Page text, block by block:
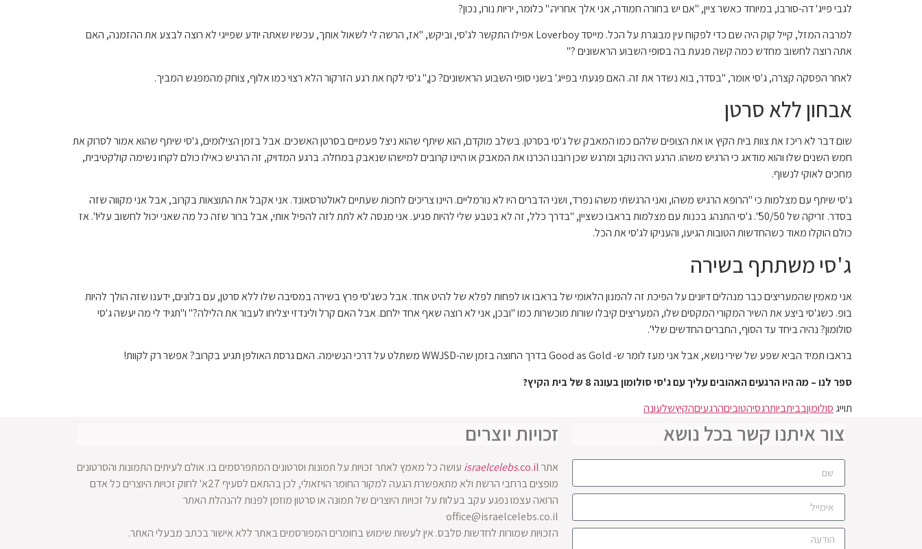
לגבי פייג' דה-סורבו, במיוחד כאשר ציין, "אם יש בחורה חמודה, אני אלך אחריה." כלומר, יריות נורו, נכון?
למרבה המזל, קייל קוק היה שם כדי לפקוח עין מבוגרת על הכל. מייסד Loverboy אפילו התקשר לג'סי, וביקש, "אז, הרשה לי לשאול אותך, עכשיו שאתה יודע שפייגי לא רוצה לבצע את ההזמנה, האם
אתה רוצה לחשוב מחדש כמה קשה פגעת בה בסופי השבוע הראשונים ?"
לאחר הפסקה קצרה, ג'סי אומר, "בסדר, בוא נשדר את זה. האם פגעתי בפייג' בשני סופי השבוע הראשונים? כן," ג'סי לקח את רגע הזרקור הלא רצוי כמו אלוף, צוחק מהמפגש המביך.
אבחון ללא סרטן
שום דבר לא ריכז את צוות בית הקיץ או את הצופים שלהם כמו המאבק של ג'סי בסרטן. בשלב מוקדם, הוא שיתף שהוא ניצל פעמיים בסרטן האשכים. אבל בזמן הצילומים, ג'סי שיתף שהוא אמור לסרוק את
חמש השנים שלו והוא מודאג כי הרגיש משהו. הרגע היה נוקב ומרגש שכן רובנו הכרנו את המאבק או היינו קרובים למישהו שנאבק במחלה. ברגע המדויק, זה הרגיש כאילו כולם לקחו נשימה קולקטיבית,
מחכים לאוקי לנשוף.
ג'סי שיתף עם מצלמות כי "הרופא הרגיש משהו, ואני הרגשתי משהו נפרד, ושני הדברים היו לא נורמליים. היינו צריכים לחכות שעתיים לאולטרסאונד. אני אקבל את התוצאות בקרוב, אבל אני מקווה שזה
בסדר. זריקה של 50/50". ג'סי התנהג בכנות עם מצלמות בראבו כשציין, "בדרך כלל, זה לא בטבע שלי להיות פגיע. אני מנסה לא לתת לזה להפיל אותי, אבל ברור שזה כל מה שאני יכול לחשוב עליו". אז
כולם הוקלו מאוד כשהחדשות הטובות הגיעו, והעניקו לג'סי את הכל.
ג'סי משתתף בשירה
אני מאמין שהמעריצים כבר מנהלים דיונים על הפיכת זה להמנון הלאומי של בראבו או לפחות לפלא של להיט אחד. אבל כשג'סי פרץ בשירה במסיבה שלו ללא סרטן, עם בלונים, ידענו שזה הולך להיות
בופ. כשג'סי ביצע את השיר המקורי המקסים שלו, המעריצים קיבלו שורות מוכשרות כמו "ובכן, אני לא רוצה שאף אחד ילחם. אבל האם קרל ולינדזי יצליחו לעבור את הלילה?" ו"תגיד לי מה יעשה ג'סי
סולומון? נהיה ביחד עד הסוף, החברים החדשים שלי".
בראבו תמיד הביא שפע של שירי נושא, אבל אני מעז לומר ש- Good as Gold בדרך החוצה בזמן שה-WWJSD משתלט על דרכי הנשימה. האם גרסת האולפן תגיע בקרוב? אפשר רק לקוות!
ספר לנו – מה היו הרגעים האהובים עליך עם ג'סי סולומון בעונה 8 של בית הקיץ?
תוייג סולומוןבביתביותרגסיהטוביםהרגעיםהקיץשלעונה
צור איתנו קשר בכל נושא זכויות יוצרים
אתר israelcelebs.co.il
עושה כל מאמץ לאתר זכויות על תמונות וסרטונים המתפרסמים בו. אולם לעיתים התמונות והסרטונים
מופצים ברחבי הרשת ולא מתאפשרת הגעה למקור החומר הויזאולי, לכן בהתאם לסעיף 27א' לחוק זכויות היוצרים כל אדם
הרואה עצמו נפגע עקב בעלות על זכויות היוצרים של תמונה או סרטון מוזמן לפנות להנהלת האתר
office@israelcelebs.co.il
הזכויות שמורות לחדשות סלבס. אין לעשות שימוש בחומרים המפורסמים באתר ללא אישור בכתב מבעלי האתר.